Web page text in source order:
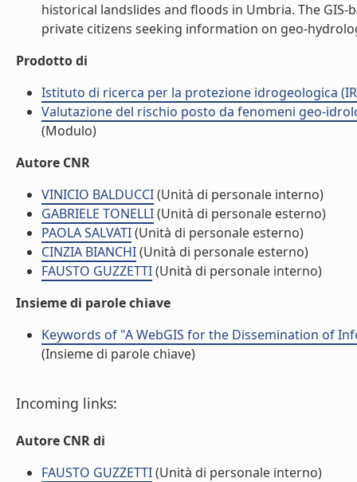
historical landslides and floods in Umbria. The
private citizens seeking information on geo-
Prodotto di
Istituto di ricerca per la protezione idrogeologica
Valutazione del rischio posto da fenomeni geo-
(Modulo)
Autore CNR
VINICIO BALDUCCI(Unità di personale interno)
GABRIELE TONELLI(Unità di personale esterno)
PAOLA SALVATI(Unità di personale esterno)
CINZIA BIANCHI(Unità di personale esterno)
FAUSTO GUZZETTI(Unità di personale interno)
Insieme di parole chiave
Keywords of "A WebGIS for the Dissemination of
(Insieme di parole chiave)
Incoming links:
Autore CNR di
FAUSTO GUZZETTI(Unità di personale interno)